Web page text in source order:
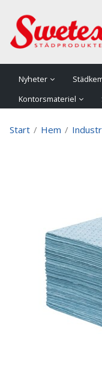
Nyheter
Kontorsmateriel
Start / Hem /